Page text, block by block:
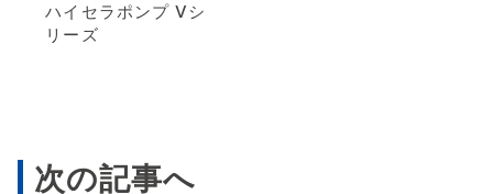
ハイセラポンプ Vシ
リーズ
次の記事へ